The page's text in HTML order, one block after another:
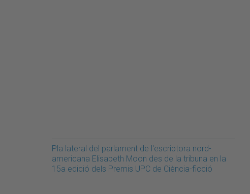
Pla lateral del parlament de l'escriptora nord-
americana Elisabeth Moon des de la tribuna en la
15a edició dels Premis UPC de Ciència-ficció